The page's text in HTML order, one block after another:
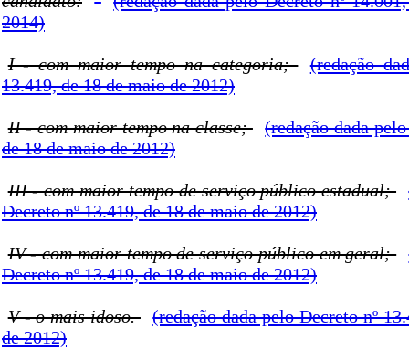
2014)
I - com maior tempo na categoria;
(redação
13.419, de 18 de maio de 2012)
II - com maior tempo na classe;
(redação dada
de 18 de maio de 2012)
III - com maior tempo de serviço público estadual;
Decreto nº 13.419, de 18 de maio de 2012)
IV - com maior tempo de serviço público em geral;
Decreto nº 13.419, de 18 de maio de 2012)
V - o mais idoso.
(redação dada pelo Decreto nº
de 2012)